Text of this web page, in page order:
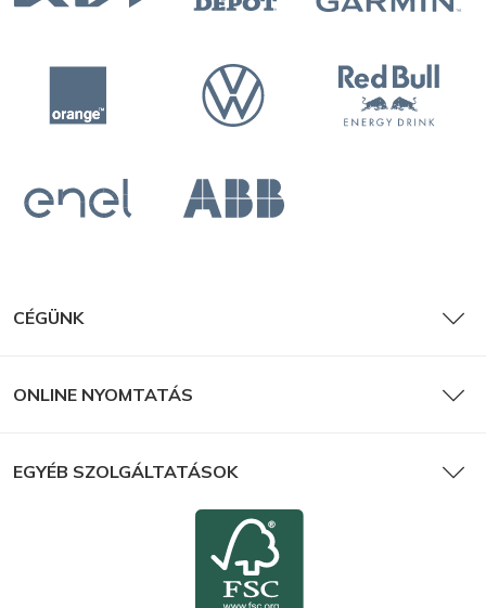
CÉGÜNK
ONLINE NYOMTATÁS
EGYÉB SZOLGÁLTATÁSOK